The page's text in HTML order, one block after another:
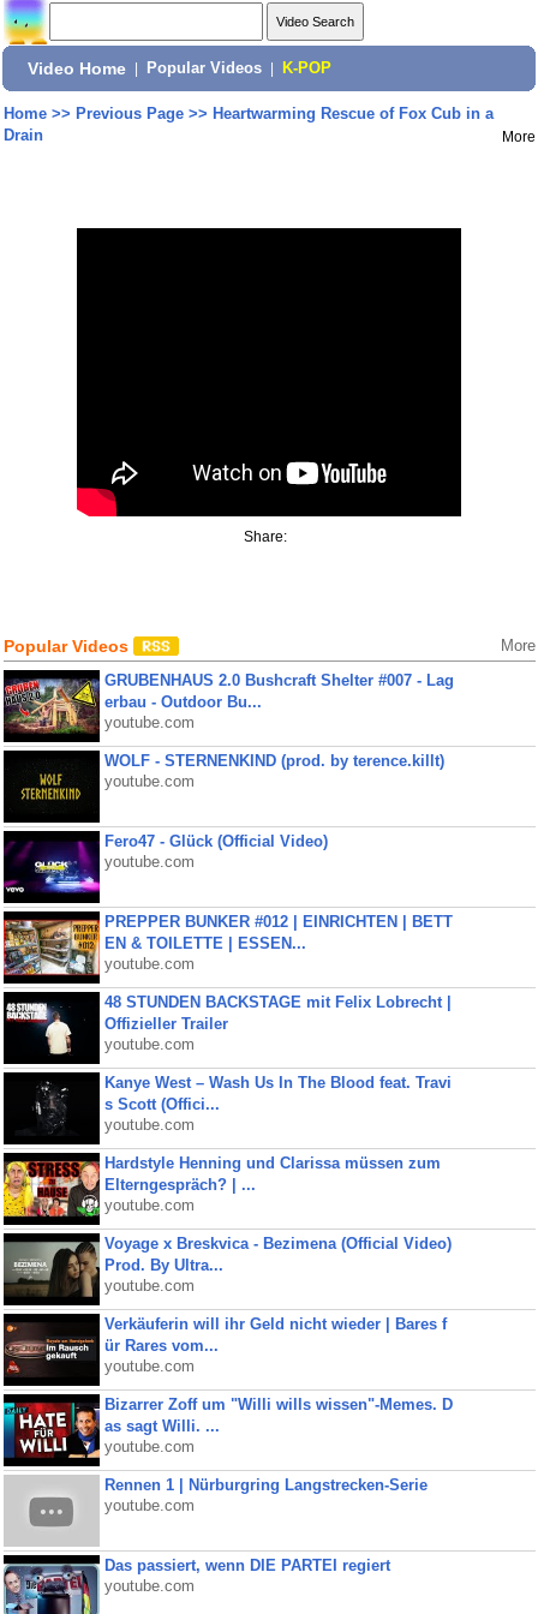
Video Home Popular Videos K-POP
Home>> Previous Page>> Heartwarming Rescue of Fox Cub in a
Drain
More
Share:
Popular Videos More
GRUBENHAUS 2.0 Bushcraft Shelter #007 - Lag
erbau - Outdoor Bu...
youtube.com
WOLF - STERNENKIND (prod. by terence.killt)
youtube.com
Fero47 - Glück (Official Video)
youtube.com
PREPPER BUNKER #012 | EINRICHTEN | BETT
EN & TOILETTE | ESSEN...
youtube.com
48 STUNDEN BACKSTAGE mit Felix Lobrecht |
Offizieller Trailer
youtube.com
Kanye West – Wash Us In The Blood feat. Travi
s Scott (Offici...
youtube.com
Hardstyle Henning und Clarissa müssen zum
Elterngespräch? | ...
youtube.com
Voyage x Breskvica - Bezimena (Official Video)
Prod. By Ultra...
youtube.com
Verkäuferin will ihr Geld nicht wieder | Bares f
ür Rares vom...
youtube.com
Bizarrer Zoff um "Willi wills wissen"-Memes. D
as sagt Willi. ...
youtube.com
Rennen 1 | Nürburgring Langstrecken-Serie
youtube.com
Das passiert, wenn DIE PARTEI regiert
youtube.com